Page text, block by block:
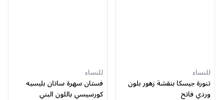
للنساء
تنورة جيسكا بنقشة زهور بلون
وردي فاتح
للنساء
فستان سهرة ساتان بليسيه
كورسيسي باللون البني